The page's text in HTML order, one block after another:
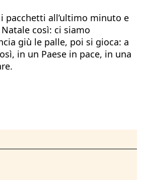
pacchetti all’ultimo minuto e
così: ci siamo
giù le palle, poi si gioca: a
in un Paese in pace, in una